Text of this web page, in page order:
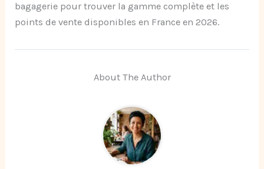
bagagerie pour trouver la gamme complète et les
points de vente disponibles en France en 2026.
About The Author